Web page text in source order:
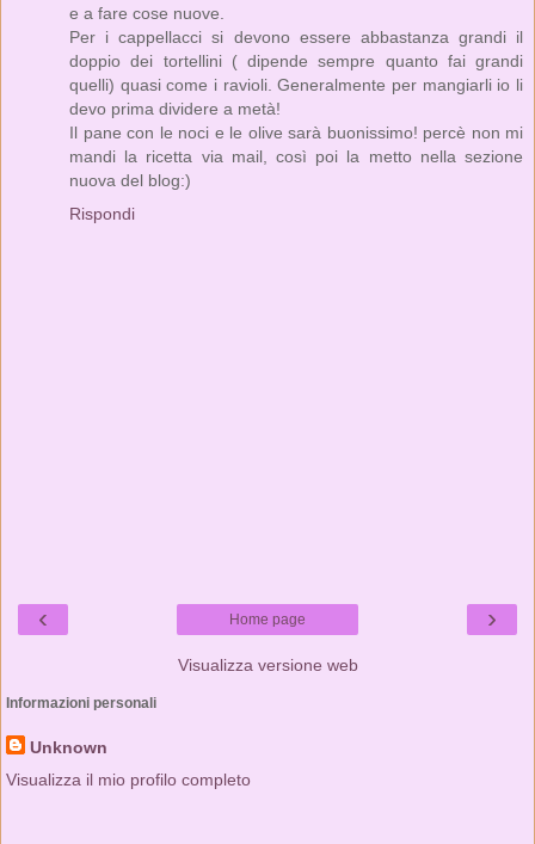
e a fare cose nuove.
Per i cappellacci si devono essere abbastanza grandi il
doppio dei tortellini ( dipende sempre quanto fai grandi
quelli) quasi come i ravioli. Generalmente per mangiarli io li
devo prima dividere a metà!
Il pane con le noci e le olive sarà buonissimo! percè non mi
mandi la ricetta via mail, così poi la metto nella sezione
nuova del blog:)
Rispondi
‹ ›
Home page
Visualizza versione web
Informazioni personali
Unknown
Visualizza il mio profilo completo